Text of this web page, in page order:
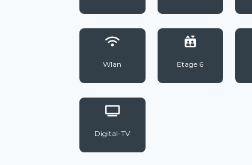
Wlan Etage 6
Digital-TV